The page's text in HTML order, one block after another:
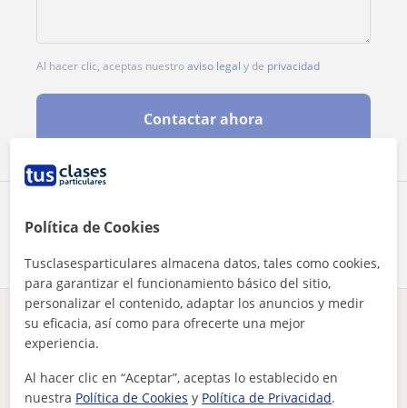
Al hacer clic, aceptas nuestroaviso legal y de privacidad
Contactar ahora
¿Hay algún error en este perfil?Cuéntanos
Tus clases particulares Francés La Rioja
Haro
clases particulares para hablar francés
Política de Cookies
Tusclasesparticulares almacena datos, tales como cookies,
para garantizar el funcionamiento básico del sitio,
personalizar el contenido, adaptar los anuncios y medir
su eficacia, así como para ofrecerte una mejor
experiencia.
Al hacer clic en “Aceptar”, aceptas lo establecido en
nuestra Política de Cookies y Política de Privacidad.